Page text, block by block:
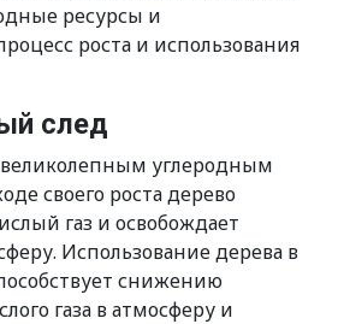
ресурсы и
роста и использования
след
великолепным углеродным
своего роста дерево
газ и освобождает
Использование дерева в
снижению
газа в атмосферу и